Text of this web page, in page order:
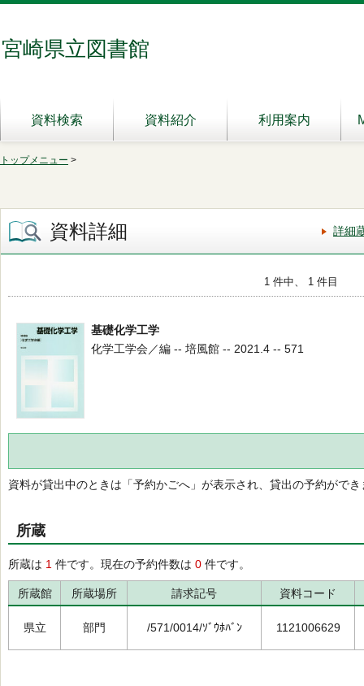
宮崎県立図書館
資料検索 資料紹介 利用案内
トップメニュー >
資料詳細 詳細
1 件中、 1 件目
基礎化学工学
化学工学会／編 -- 培風館 -- 2021.4 -- 571
資料が貸出中のときは「予約かごへ」が表示され、貸出の予約ができ
所蔵
所蔵は 1 件です。現在の予約件数は 0 件です。
所蔵館 所蔵場所 請求記号 資料コード
県立 部門 /571/0014/ｿﾞｳﾎﾊﾞﾝ 1121006629